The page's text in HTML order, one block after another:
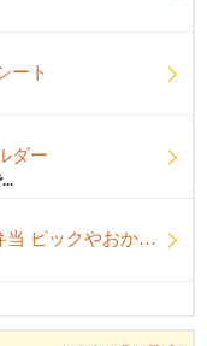
ート
ダー
Bento キッズ用お弁当 大人用弁当 ピックやおかずカップ他